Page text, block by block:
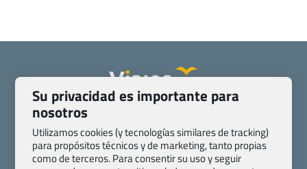
Pasaporte, Visado, Salud y otras disposiciones específicas
Blog de Viajes.com
Registro de agencias
Preguntas frecuentes
Condiciones generales
Su privacidad es importante para
nosotros
Utilizamos cookies (y tecnologías similares de tracking)
para propósitos técnicos y de marketing, tanto propias
como de terceros. Para consentir su uso y seguir